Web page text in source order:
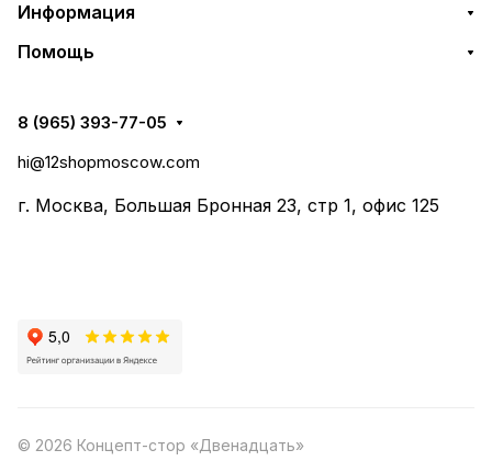
Информация
Помощь
8 (965) 393-77-05
hi@12shopmoscow.com
г. Москва, Большая Бронная 23, стр 1, офис 125
© 2026 Концепт-стор «Двенадцать»